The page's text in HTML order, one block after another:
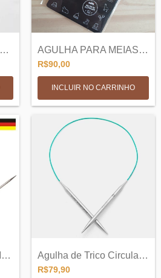
Par de Agulhas de Trico Intercambiaveis... AGULHA PARA MEIAS COM PONTA LACE
R$90,00
INCLUIR NO CARRINHO
01 AGULHA PARA TRICO CIRCULAR PONTA LACE... Agulha de Trico Circular Fixa 25cm - Min...
R$79,90